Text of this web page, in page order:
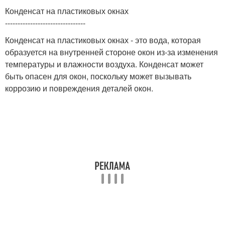
Конденсат на пластиковых окнах
--------------------------------
Конденсат на пластиковых окнах - это вода, которая
образуется на внутренней стороне окон из-за изменения
температуры и влажности воздуха. Конденсат может
быть опасен для окон, поскольку может вызывать
коррозию и повреждения деталей окон.